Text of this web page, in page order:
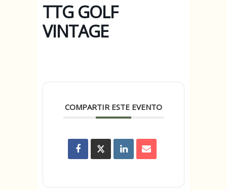
TTG GOLF
VINTAGE
COMPARTIR ESTE EVENTO